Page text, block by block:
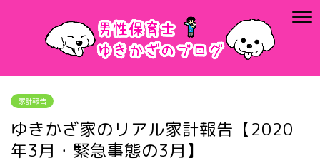
家計報告
ゆきかざ家のリアル家計報告【2020
年3月・緊急事態の3月】